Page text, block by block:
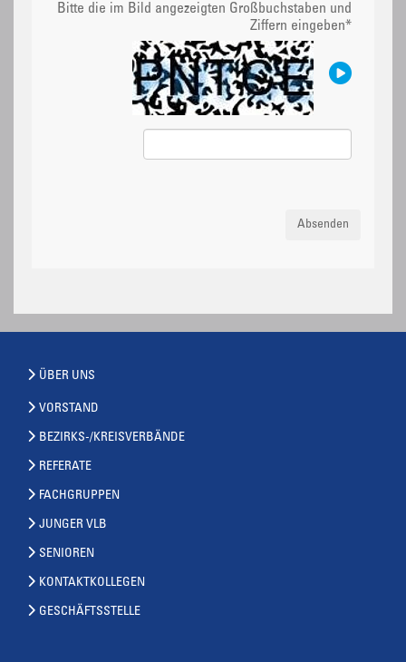
Bitte die im Bild angezeigten Großbuchstaben und
Ziffern eingeben*
Absenden
ÜBER UNS
VORSTAND
BEZIRKS-/KREISVERBÄNDE
REFERATE
FACHGRUPPEN
JUNGER VLB
SENIOREN
KONTAKTKOLLEGEN
GESCHÄFTSSTELLE